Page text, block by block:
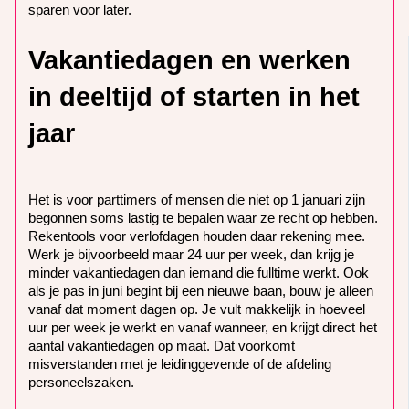
sparen voor later.
Vakantiedagen en werken
in deeltijd of starten in het
jaar
Het is voor parttimers of mensen die niet op 1 januari zijn
begonnen soms lastig te bepalen waar ze recht op hebben.
Rekentools voor verlofdagen houden daar rekening mee.
Werk je bijvoorbeeld maar 24 uur per week, dan krijg je
minder vakantiedagen dan iemand die fulltime werkt. Ook
als je pas in juni begint bij een nieuwe baan, bouw je alleen
vanaf dat moment dagen op. Je vult makkelijk in hoeveel
uur per week je werkt en vanaf wanneer, en krijgt direct het
aantal vakantiedagen op maat. Dat voorkomt
misverstanden met je leidinggevende of de afdeling
personeelszaken.